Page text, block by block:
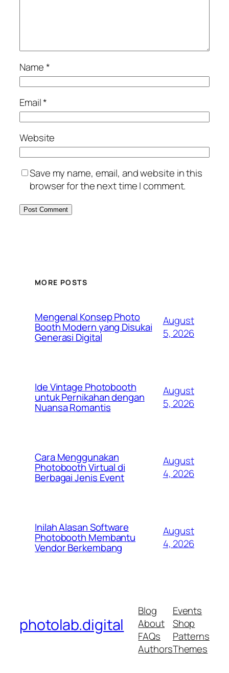
Name*
Email*
Website
Save my name, email, and website in this
browser for the next time I comment.
MORE POSTS
Mengenal Konsep Photo
Booth Modern yang Disukai
Generasi Digital
August
5, 2026
Ide Vintage Photobooth
untuk Pernikahan dengan
Nuansa Romantis
August
5, 2026
Cara Menggunakan
Photobooth Virtual di
Berbagai Jenis Event
August
4, 2026
Inilah Alasan Software
Photobooth Membantu
Vendor Berkembang
August
4, 2026
photolab.digital
Blog
About
FAQs
Authors
Events
Shop
Patterns
Themes